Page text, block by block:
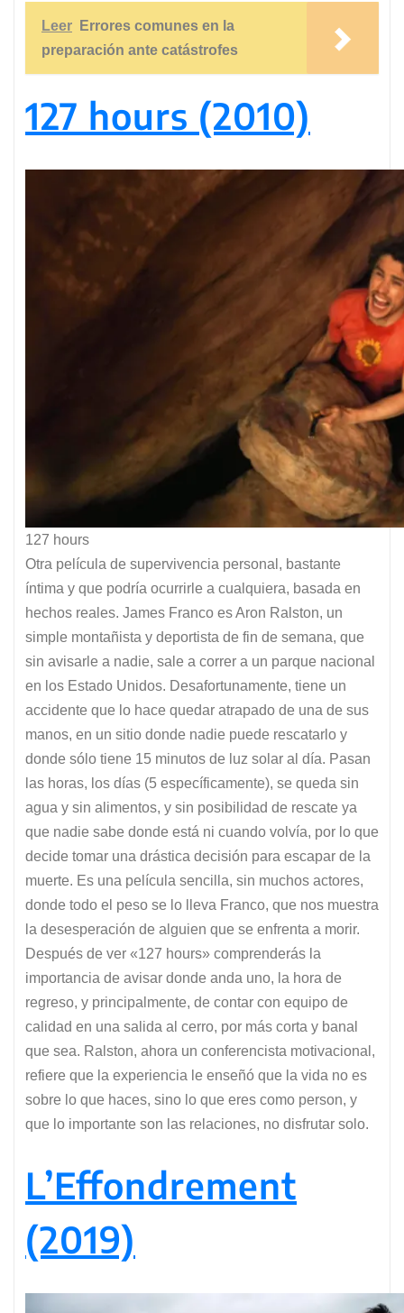
Leer
Errores comunes en la
preparación ante catástrofes
127 hours (2010)
127 hours
Otra película de supervivencia personal, bastante
íntima y que podría ocurrirle a cualquiera, basada en
hechos reales. James Franco es Aron Ralston, un
simple montañista y deportista de fin de semana, que
sin avisarle a nadie, sale a correr a un parque nacional
en los Estado Unidos. Desafortunamente, tiene un
accidente que lo hace quedar atrapado de una de sus
manos, en un sitio donde nadie puede rescatarlo y
donde sólo tiene 15 minutos de luz solar al día. Pasan
las horas, los días (5 específicamente), se queda sin
agua y sin alimentos, y sin posibilidad de rescate ya
que nadie sabe donde está ni cuando volvía, por lo que
decide tomar una drástica decisión para escapar de la
muerte. Es una película sencilla, sin muchos actores,
donde todo el peso se lo lleva Franco, que nos muestra
la desesperación de alguien que se enfrenta a morir.
Después de ver «127 hours» comprenderás la
importancia de avisar donde anda uno, la hora de
regreso, y principalmente, de contar con equipo de
calidad en una salida al cerro, por más corta y banal
que sea. Ralston, ahora un conferencista motivacional,
refiere que la experiencia le enseñó que la vida no es
sobre lo que haces, sino lo que eres como person, y
que lo importante son las relaciones, no disfrutar solo.
L’Effondrement
(2019)